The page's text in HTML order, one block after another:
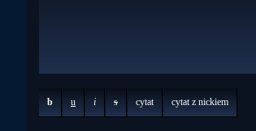
b u i s cytat cytat z nickiem